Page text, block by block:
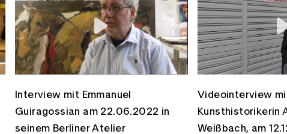
Interview mit Emmanuel
Guiragossian am 22.06.2022 in
seinem Berliner Atelier
Videointerview
Kunsthistorikerin
Weißbach, am
Facebook Link